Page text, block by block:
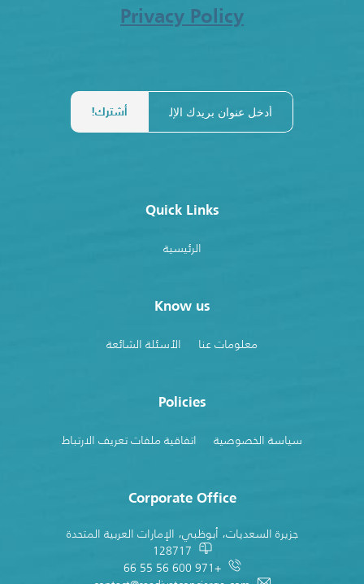
Privacy Policy
Quick Links
الرئيسية
Know us
معلومات عنا الأسئلة الشائعة
Policies
سياسة الخصوصية اتفاقية ملفات تعريف الارتباط
Corporate Office
جزيرة السعديات، أبوظبي، الإمارات العربية المتحدة
+971 600 56 55 66